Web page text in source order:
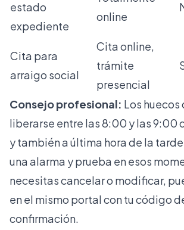
estado
expediente
online
Cita para
arraigo social
Cita online,
trámite
presencial
Consejo profesional: Los
liberarse entre las 8:00 y las 9:00
y también a última hora de la
una alarma y prueba en esos
necesitas cancelar o modificar,
en el mismo portal con tu código
confirmación.